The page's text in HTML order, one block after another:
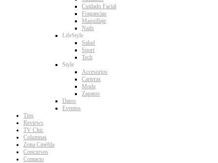
Cuidado Facial
Fragancias
Maquillaje
Nails
LifeStyle
Salud
Sport
Tech
Style
Accesorios
Carteras
Moda
Zapatos
Datos
Eventos
Tips
Reviews
TV Chic
Columnas
Zona Cinéfila
Concursos
Contacto